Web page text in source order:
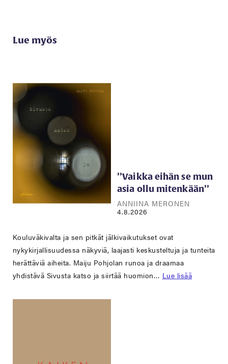
Lue myös
’’Vaikka eihän se mun
asia ollu mitenkään’’
ANNIINA MERONEN
4.8.2026
Kouluväkivalta ja sen pitkät jälkivaikutukset ovat
nykykirjallisuudessa näkyviä, laajasti keskusteltuja ja tunteita
herättäviä aiheita. Maiju Pohjolan runoa ja draamaa
yhdistävä Sivusta katso ja siirtää huomion… Lue lisää